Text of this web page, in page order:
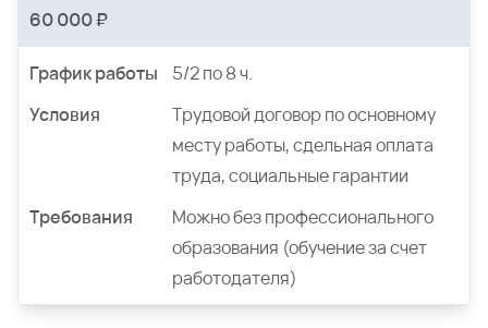
60 000 ₽
График работы
5/2 по 8 ч.
Условия
Трудовой договор по основному
месту работы, сдельная оплата
труда, социальные гарантии
Требования
Можно без профессионального
образования (обучение за счет
работодателя)